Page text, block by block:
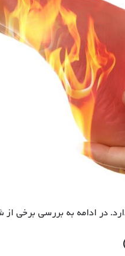
در ادامه به بررسی برخی از